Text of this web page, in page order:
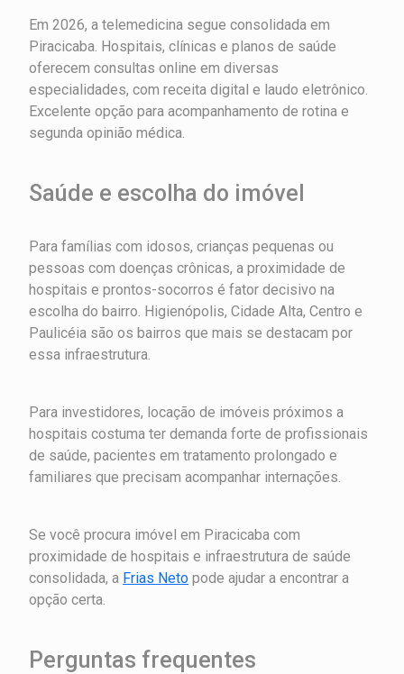
Em 2026, a telemedicina segue consolidada em
Piracicaba. Hospitais, clínicas e planos de saúde
oferecem consultas online em diversas
especialidades, com receita digital e laudo eletrônico.
Excelente opção para acompanhamento de rotina e
segunda opinião médica.
Saúde e escolha do imóvel
Para famílias com idosos, crianças pequenas ou
pessoas com doenças crônicas, a proximidade de
hospitais e prontos-socorros é fator decisivo na
escolha do bairro. Higienópolis, Cidade Alta, Centro e
Paulicéia são os bairros que mais se destacam por
essa infraestrutura.
Para investidores, locação de imóveis próximos a
hospitais costuma ter demanda forte de profissionais
de saúde, pacientes em tratamento prolongado e
familiares que precisam acompanhar internações.
Se você procura imóvel em Piracicaba com
proximidade de hospitais e infraestrutura de saúde
consolidada, a Frias Neto pode ajudar a encontrar a
opção certa.
Perguntas frequentes